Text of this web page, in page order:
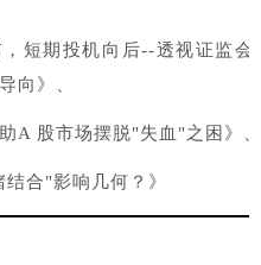
，短期投机向后--透视证监会
向》、
助A 股市场摆脱"失血"之困》
结合"影响几何？》